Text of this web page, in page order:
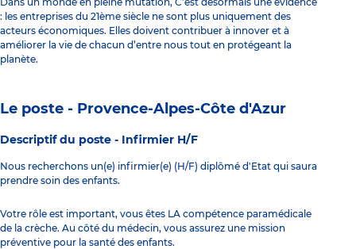
: les entreprises du 21ème siècle ne sont plus uniquement des
acteurs économiques. Elles doivent contribuer à innover et à
améliorer la vie de chacun d’entre nous tout en protégeant la
planète.
Le poste - Provence-Alpes-Côte d'Azur
Descriptif du poste - Infirmier H/F
Nous recherchons un(e) infirmier(e) (H/F) diplômé d'Etat qui saura
prendre soin des enfants.
Votre rôle est important, vous êtes LA compétence paramédicale
de la crèche. Au côté du médecin, vous assurez une mission
préventive pour la santé des enfants.